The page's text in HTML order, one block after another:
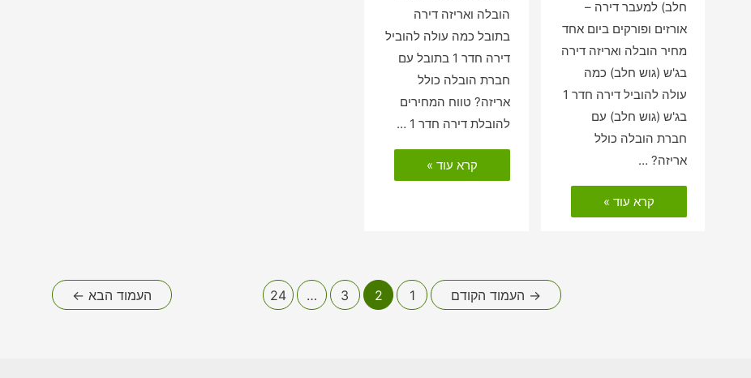
חלב) למעבר דירה –
אורזים ופורקים ביום אחד
מחיר הובלה ואריזה דירה
בג'ש (גוש חלב) כמה
עולה להוביל דירה חדר 1
בג'ש (גוש חלב) עם
חברת הובלה כולל
אריזה? …
הובלות
דירה
כולל
קרא עוד »
הובלה ואריזה דירה
בתובל כמה עולה להוביל
דירה חדר 1 בתובל עם
חברת הובלה כולל
אריזה? טווח המחירים
להובלת דירה חדר 1 …
הובלות
דירה
כולל
קרא עוד »
→ העמוד הקודם 1
2
3
…
24 העמוד הבא ←